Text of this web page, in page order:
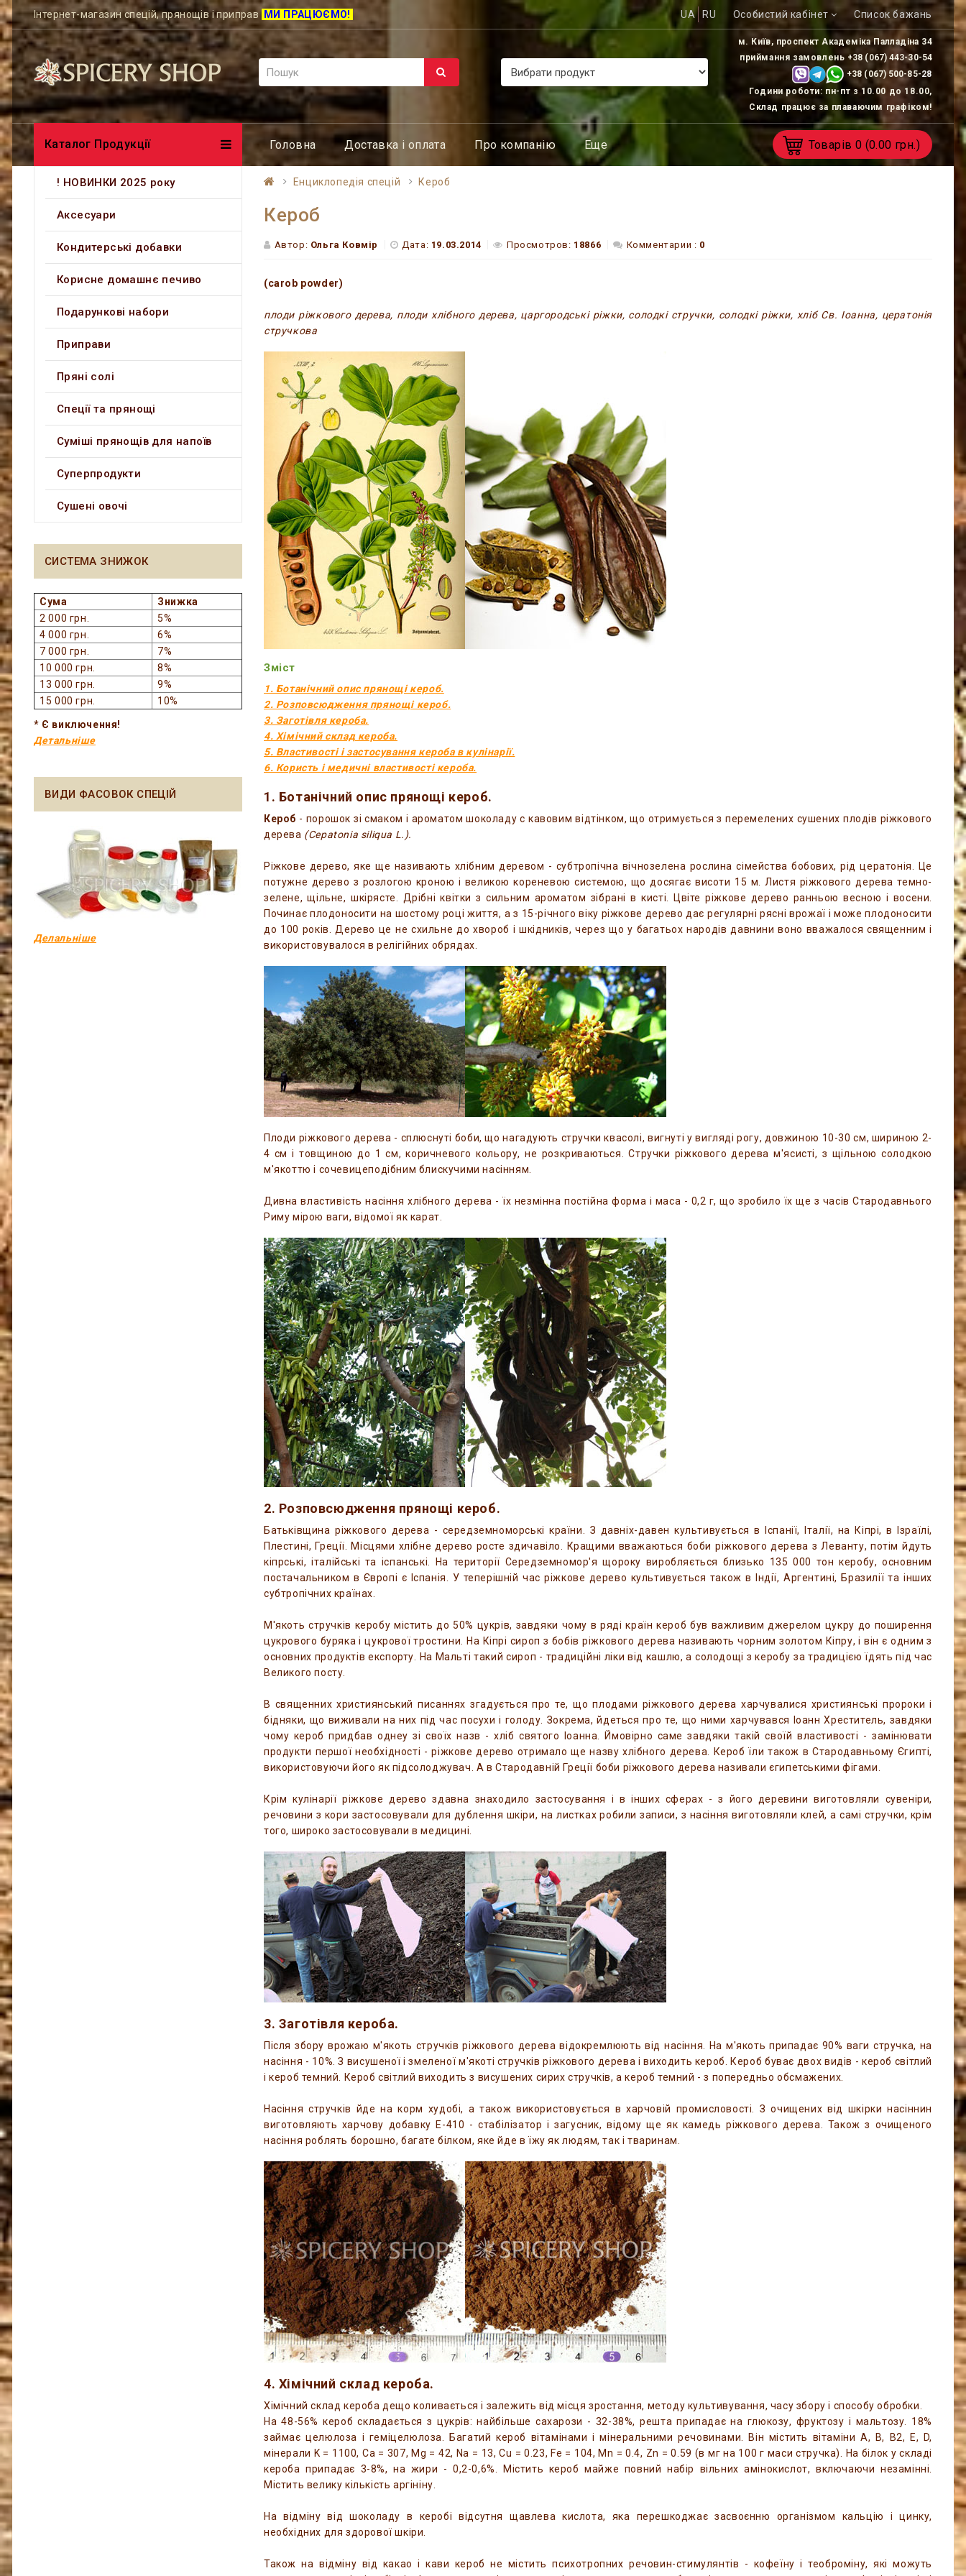
Інтернет-магазин спецій, прянощів і приправМИ ПРАЦЮЄМО! UA RU Особистий кабінет Список бажань
м. Київ, проспект Академіка Палладіна 34
приймання замовлень +38 (067) 443-30-54
+38 (067) 500-85-28
Години роботи: пн-пт з 10.00 до 18.00,
Склад працює за плаваючим графіком!
Товарів 0 (0.00 грн.)
Головна Доставка і оплата Про компанію Еще
Енциклопедія спецій Кероб
Каталог Продукції
! НОВИНКИ 2025 року
Аксесуари
Кондитерські добавки
Корисне домашнє печиво
Подарункові набори
Приправи
Пряні солі
Спеції та прянощі
Суміші прянощів для напоїв
Суперпродукти
Сушені овочі
СИСТЕМА ЗНИЖОК
Сума
Знижка
2 000 грн.
5%
4 000 грн.
6%
7 000 грн.
7%
10 000 грн.
8%
13 000 грн.
9%
15 000 грн.
10%
* Є виключення!
Детальніше
ВИДИ ФАСОВОК СПЕЦІЙ
Делальніше
Кероб
Автор: Ольга Ковмір Дата: 19.03.2014 Просмотров: 18866 Комментарии : 0
(carob powder)
плоди ріжкового дерева, плоди хлібного дерева, царгородські ріжки, солодкі стручки, солодкі ріжки, хліб Св. Іоанна, цератонія
стручкова
Зміст
1. Ботанічний опис прянощі кероб.
2. Розповсюдження прянощі кероб.
3. Заготівля кероба.
4. Хімічний склад кероба.
5. Властивості і застосування кероба в кулінарії.
6. Користь і медичні властивості кероба.
1. Ботанічний опис прянощі кероб.
Кероб - порошок зі смаком і ароматом шоколаду c кавовим відтінком, що отримується з перемелених сушених плодів ріжкового
дерева (Сеpatonia siliqua L.).
Ріжкове дерево, яке ще називають хлібним деревом - субтропічна вічнозелена рослина сімейства бобових, рід цератонія. Це
потужне дерево з розлогою кроною і великою кореневою системою, що досягає висоти 15 м. Листя ріжкового дерева темно-
зелене, щільне, шкірясте. Дрібні квітки з сильним ароматом зібрані в кисті. Цвіте ріжкове дерево ранньою весною і восени.
Починає плодоносити на шостому році життя, а з 15-річного віку ріжкове дерево дає регулярні рясні врожаї і може плодоносити
до 100 років. Дерево це не схильне до хвороб і шкідників, через що у багатьох народів давнини воно вважалося священним і
використовувалося в релігійних обрядах.
Плоди ріжкового дерева - сплюснуті боби, що нагадують стручки квасолі, вигнуті у вигляді рогу, довжиною 10-30 см, шириною 2-
4 см і товщиною до 1 см, коричневого кольору, не розкриваються. Стручки ріжкового дерева м'ясисті, з щільною солодкою
м'якоттю і сочевицеподібним блискучими насінням.
Дивна властивість насіння хлібного дерева - їх незмінна постійна форма і маса - 0,2 г, що зробило їх ще з часів Стародавнього
Риму мірою ваги, відомої як карат.
2. Розповсюдження прянощі кероб.
Батьківщина ріжкового дерева - середземноморські країни. З давніх-давен культивується в Іспанії, Італії, на Кіпрі, в Ізраїлі,
Плестині, Греції. Місцями хлібне дерево росте здичавіло. Кращими вважаються боби ріжкового дерева з Леванту, потім йдуть
кіпрські, італійські та іспанські. На території Середземномор'я щороку виробляється близько 135 000 тон керобу, основним
постачальником в Європі є Іспанія. У теперішній час ріжкове дерево культивується також в Індії, Аргентині, Бразилії та інших
субтропічних країнах.
М'якоть стручків керобу містить до 50% цукрів, завдяки чому в ряді країн кероб був важливим джерелом цукру до поширення
цукрового буряка і цукрової тростини. На Кіпрі сироп з бобів ріжкового дерева називають чорним золотом Кіпру, і він є одним з
основних продуктів експорту. На Мальті такий сироп - традиційні ліки від кашлю, а солодощі з керобу за традицією їдять під час
Великого посту.
В священних християнський писаннях згадується про те, що плодами ріжкового дерева харчувалися християнські пророки і
бідняки, що виживали на них під час посухи і голоду. Зокрема, йдеться про те, що ними харчувався Іоанн Хреститель, завдяки
чому кероб придбав однеу зі своїх назв - хліб святого Іоанна. Ймовірно саме завдяки такій своїй властивості - замінювати
продукти першої необхідності - ріжкове дерево отримало ще назву хлібного дерева. Кероб їли також в Стародавньому Єгипті,
використовуючи його як підсолоджувач. А в Стародавній Греції боби ріжкового дерева називали єгипетськими фігами.
Крім кулінарії ріжкове дерево здавна знаходило застосування і в інших сферах - з його деревини виготовляли сувеніри,
речовини з кори застосовували для дублення шкіри, на листках робили записи, з насіння виготовляли клей, а самі стручки, крім
того, широко застосовували в медицині.
3. Заготівля кероба.
Після збору врожаю м'якоть стручків ріжкового дерева відокремлюють від насіння. На м'якоть припадає 90% ваги стручка, на
насіння - 10%. З висушеної і змеленої м'якоті стручків ріжкового дерева і виходить кероб. Кероб буває двох видів - кероб світлий
і кероб темний. Кероб світлий виходить з висушених сирих стручків, а кероб темний - з попередньо обсмажених.
Насіння стручків йде на корм худобі, а також використовується в харчовій промисловості. З очищених від шкірки насіннин
виготовляють харчову добавку Е-410 - стабілізатор і загусник, відому ще як камедь ріжкового дерева. Також з очищеного
насіння роблять борошно, багате білком, яке йде в їжу як людям, так і тваринам.
4. Хімічний склад кероба.
Хімічний склад кероба дещо коливається і залежить від місця зростання, методу культивування, часу збору і способу обробки.
На 48-56% кероб складається з цукрів: найбільше сахарози - 32-38%, решта припадає на глюкозу, фруктозу і мальтозу. 18%
займає целюлоза і геміцелюлоза. Багатий кероб вітамінами і мінеральними речовинами. Він містить вітаміни А, В, В2, Е, D,
мінерали K = 1100, Ca = 307, Mg = 42, Na = 13, Cu = 0.23, Fe = 104, Mn = 0.4, Zn = 0.59 (в мг на 100 г маси стручка). На білок у складі
кероба припадає 3-8%, на жири - 0,2-0,6%. Містить кероб майже повний набір вільних амінокислот, включаючи незамінні.
Містить велику кількість аргініну.
На відміну від шоколаду в керобі відсутня щавлева кислота, яка перешкоджає засвоєнню організмом кальцію і цинку,
необхідних для здорової шкіри.
Також на відміну від какао і кави кероб не містить психотропних речовин-стимулянтів - кофеїну і теоброміну, які можуть